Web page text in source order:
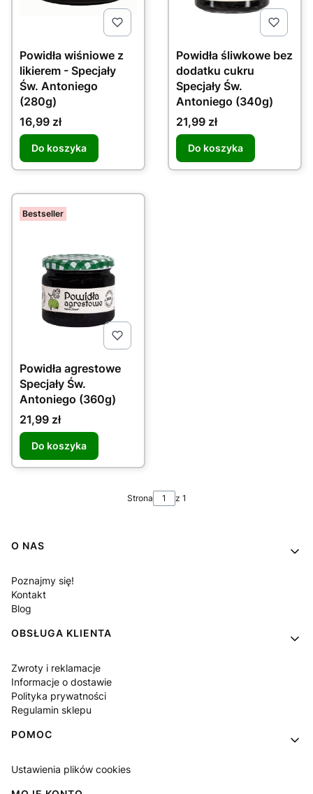
Powidła wiśniowe z
likierem - Specjały
Św. Antoniego
(280g)
Cena
16,99 zł
Do koszyka
Powidła śliwkowe bez
dodatku cukru
Specjały Św.
Antoniego (340g)
Cena
21,99 zł
Do koszyka
Bestseller
Powidła agrestowe
Specjały Św.
Antoniego (360g)
Cena
21,99 zł
Do koszyka
Strona z 1
Linki w stopce
O NAS
Poznajmy się!
Kontakt
Blog
OBSŁUGA KLIENTA
Zwroty i reklamacje
Informacje o dostawie
Polityka prywatności
Regulamin sklepu
POMOC
Ustawienia plików cookies